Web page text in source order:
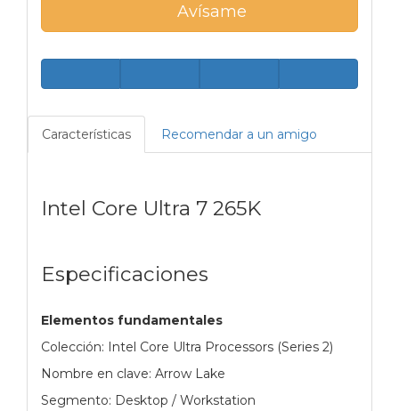
Avísame
Características Recomendar a un amigo
Intel Core Ultra 7 265K
Especificaciones
Elementos fundamentales
Colección: Intel Core Ultra Processors (Series 2)
Nombre en clave: Arrow Lake
Segmento: Desktop / Workstation